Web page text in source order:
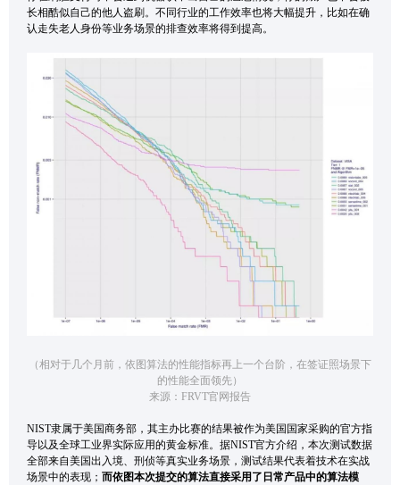
长相酷似自己的他人盗刷。不同行业的工作效率也将大幅提升，比如在确
认走失老人身份等业务场景的排查效率将得到提高。
（相对于几个月前，依图算法的性能指标再上一个台阶，在签证照场景下
的性能全面领先）
来源：FRVT官网报告
NIST隶属于美国商务部，其主办比赛的结果被作为美国国家采购的官方指
导以及全球工业界实际应用的黄金标准。据NIST官方介绍，本次测试数据
全部来自美国出入境、刑侦等真实业务场景，测试结果代表着技术在实战
场景中的表现； 而依图本次提交的算法直接采用了日常产品中的算法模